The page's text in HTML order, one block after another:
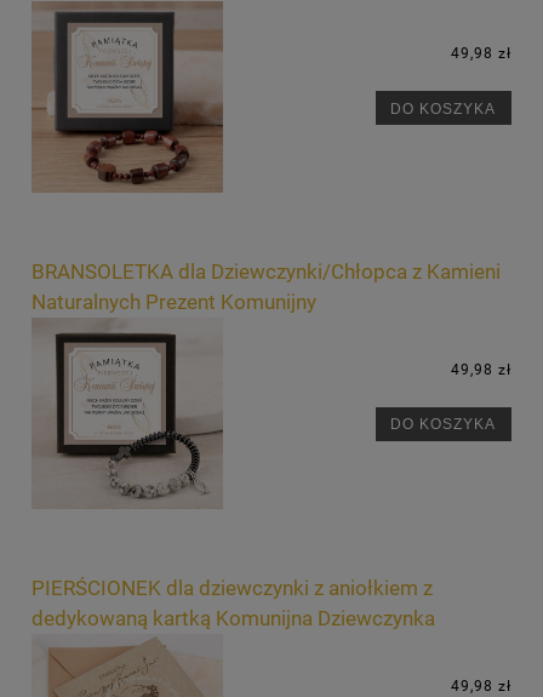
49,98 zł
DO KOSZYKA
BRANSOLETKA dla Dziewczynki/Chłopca z Kamieni
Naturalnych Prezent Komunijny
49,98 zł
DO KOSZYKA
PIERŚCIONEK dla dziewczynki z aniołkiem z
dedykowaną kartką Komunijna Dziewczynka
49,98 zł